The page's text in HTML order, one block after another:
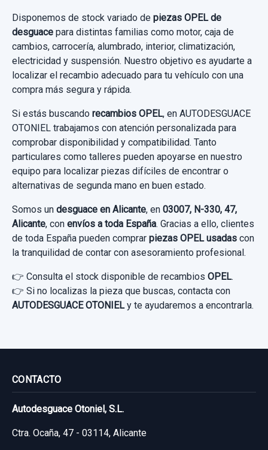
Disponemos de stock variado de piezas OPEL de
desguace para distintas familias como motor, caja de
cambios, carrocería, alumbrado, interior, climatización,
electricidad y suspensión. Nuestro objetivo es ayudarte a
localizar el recambio adecuado para tu vehículo con una
compra más segura y rápida.
Si estás buscando recambios OPEL, en AUTODESGUACE
OTONIEL trabajamos con atención personalizada para
comprobar disponibilidad y compatibilidad. Tanto
particulares como talleres pueden apoyarse en nuestro
equipo para localizar piezas difíciles de encontrar o
alternativas de segunda mano en buen estado.
Somos un desguace en Alicante, en 03007, N-330, 47,
Alicante, con envíos a toda España. Gracias a ello, clientes
de toda España pueden comprar piezas OPEL usadas con
la tranquilidad de contar con asesoramiento profesional.
👉 Consulta el stock disponible de recambios OPEL.
👉 Si no localizas la pieza que buscas, contacta con
AUTODESGUACE OTONIELy te ayudaremos a encontrarla.
CONTACTO
Autodesguace Otoniel, S.L.
Ctra. Ocaña, 47 - 03114, Alicante